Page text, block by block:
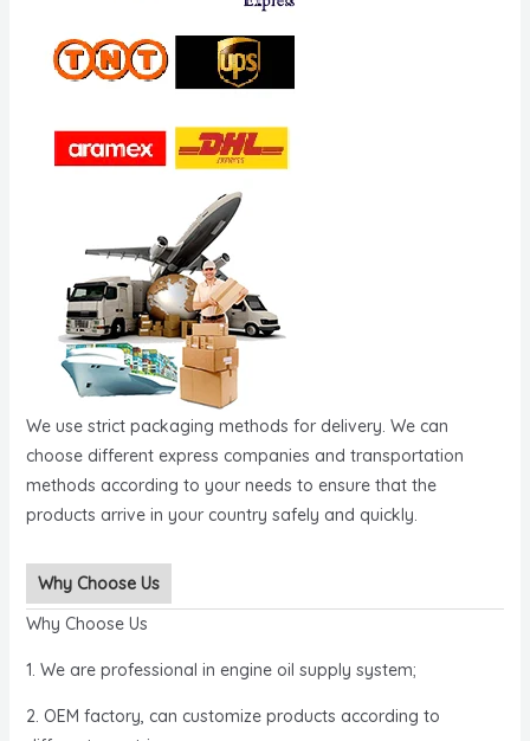
We use strict packaging methods for delivery. We can
choose different express companies and transportation
methods according to your needs to ensure that the
products arrive in your country safely and quickly.
Why Choose Us
Why Choose Us
1. We are professional in engine oil supply system;
2. OEM factory, can customize products according to